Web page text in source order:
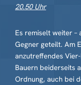
20.50 Uhr
Es remiselt weiter –
Gegner geteilt. Am
anzutreffendes
Bauern beiderseits
Ordnung, auch bei